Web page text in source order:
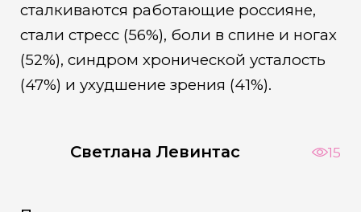
сталкиваются работающие россияне,
стали стресс (56%), боли в спине и ногах
(52%), синдром хронической усталость
(47%) и ухудшение зрения (41%).
Светлана Левинтас 15